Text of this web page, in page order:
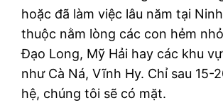
hoặc đã làm việc lâu năm tại
thuộc nằm lòng các con hẻm
Đạo Long, Mỹ Hải hay các khu
như Cà Ná, Vĩnh Hy. Chỉ sau 15-
hệ, chúng tôi sẽ có mặt.